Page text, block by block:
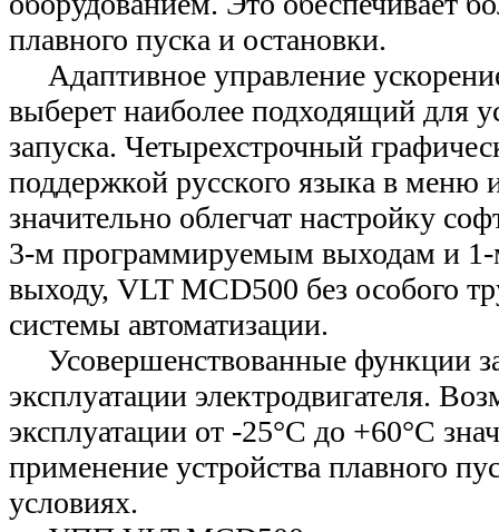
плавного пуска и остановки.
Адаптивное управление
выберет наиболее подходящий для
запуска. Четырехстрочный
поддержкой русского языка в меню
значительно облегчат настройку
3-м программируемым выходам и 1-
выходу, VLT MCD500 без особого
системы автоматизации.
Усовершенствованные функции
эксплуатации электродвигателя.
эксплуатации от -25°С до +60°С
применение устройства плавного
условиях.